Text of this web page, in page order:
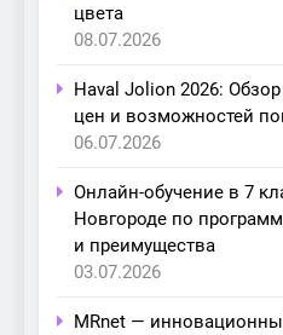
цвета
08.07.2026
Haval Jolion 2026:
цен и возможностей
06.07.2026
Онлайн-обучение в 7
Новгороде по
и преимущества
03.07.2026
MRnet —